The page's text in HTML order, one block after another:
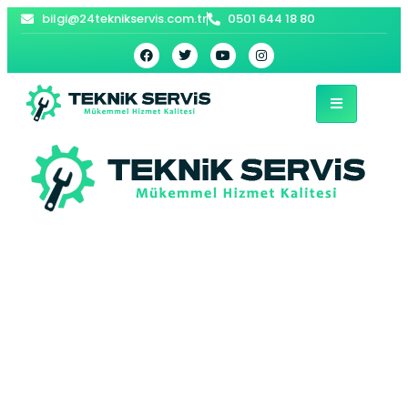
bilgi@24teknikservis.com.tr 0501 644 18 80